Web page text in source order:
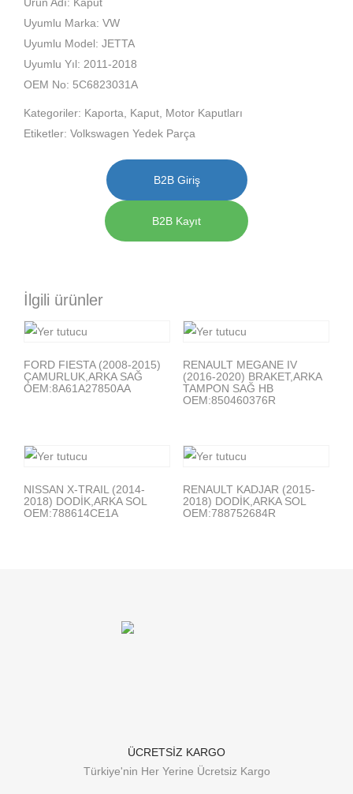
Ürün Adı: Kaput
Uyumlu Marka: VW
Uyumlu Model: JETTA
Uyumlu Yıl: 2011-2018
OEM No: 5C6823031A
Kategoriler: Kaporta, Kaput, Motor Kaputları
Etiketler: Volkswagen Yedek Parça
B2B Giriş
B2B Kayıt
İlgili ürünler
FORD FIESTA (2008-2015)
ÇAMURLUK,ARKA SAĞ
OEM:8A61A27850AA
RENAULT MEGANE IV
(2016-2020) BRAKET,ARKA
TAMPON SAĞ HB
OEM:850460376R
NISSAN X-TRAIL (2014-
2018) DODİK,ARKA SOL
OEM:788614CE1A
RENAULT KADJAR (2015-
2018) DODİK,ARKA SOL
OEM:788752684R
ÜCRETSİZ KARGO
Türkiye'nin Her Yerine Ücretsiz Kargo